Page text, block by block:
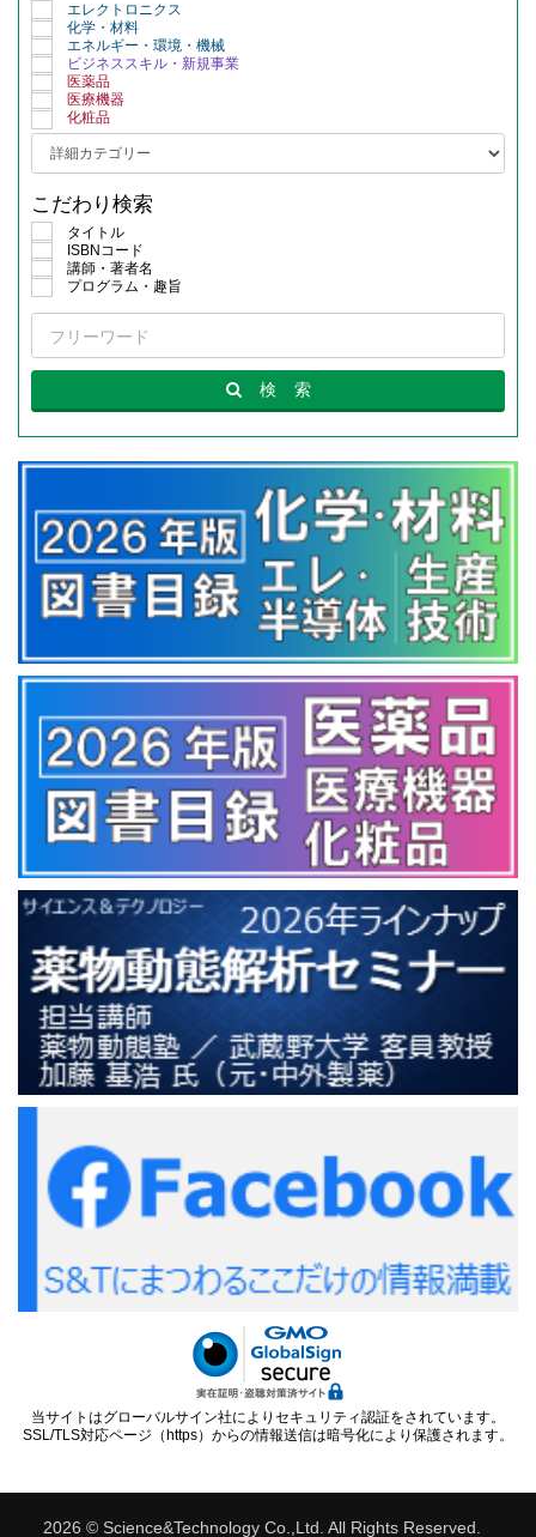
エレクトロニクス
化学・材料
エネルギー・環境・機械
ビジネススキル・新規事業
医薬品
医療機器
化粧品
こだわり検索
タイトル
ISBNコード
講師・著者名
プログラム・趣旨
検 索
当サイトはグローバルサイン社によりセキュリティ認証をされています。
SSL/TLS対応ページ（https）からの情報送信は暗号化により保護されます。
2026 © Science&Technology Co.,Ltd. All Rights Reserved.